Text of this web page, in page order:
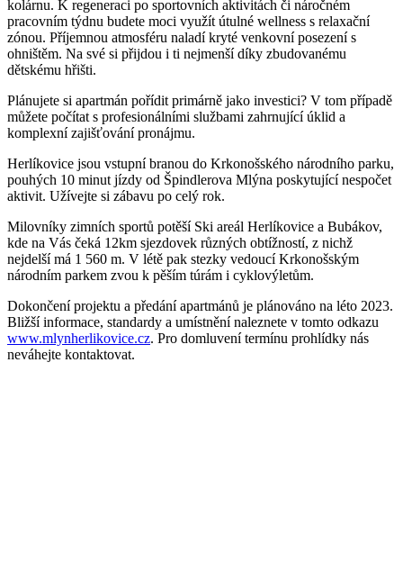
kolárnu. K regeneraci po sportovních aktivitách či náročném
pracovním týdnu budete moci využít útulné wellness s relaxační
zónou. Příjemnou atmosféru naladí kryté venkovní posezení s
ohništěm. Na své si přijdou i ti nejmenší díky zbudovanému
dětskému hřišti.
Plánujete si apartmán pořídit primárně jako investici? V tom případě
můžete počítat s profesionálními službami zahrnující úklid a
komplexní zajišťování pronájmu.
Herlíkovice jsou vstupní branou do Krkonošského národního parku,
pouhých 10 minut jízdy od Špindlerova Mlýna poskytující nespočet
aktivit. Užívejte si zábavu po celý rok.
Milovníky zimních sportů potěší Ski areál Herlíkovice a Bubákov,
kde na Vás čeká 12km sjezdovek různých obtížností, z nichž
nejdelší má 1 560 m. V létě pak stezky vedoucí Krkonošským
národním parkem zvou k pěším túrám i cyklovýletům.
Dokončení projektu a předání apartmánů je plánováno na léto 2023.
Bližší informace, standardy a umístnění naleznete v tomto odkazu
www.mlynherlikovice.cz. Pro domluvení termínu prohlídky nás
neváhejte kontaktovat.